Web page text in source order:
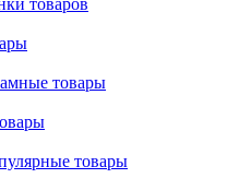
товаров
товары
товары